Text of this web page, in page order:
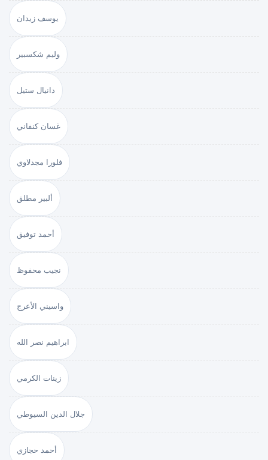
يوسف زيدان
وليم شكسبير
دانيال ستيل
غسان كنفاني
فلورا مجدلاوي
ألبير مطلق
أحمد توفيق
نجيب محفوظ
واسيني الأعرج
ابراهيم نصر الله
زينات الكرمي
جلال الدين السيوطي
أحمد حجازي